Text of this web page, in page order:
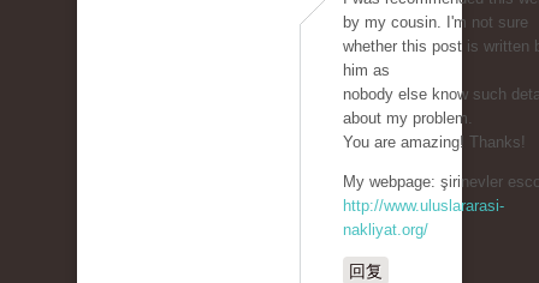
by my cousin. I'm not sure
whether this post is written
him as
nobody else know such
about my problem.
You are amazing! Thanks!
My webpage: şirinevler
http://www.uluslararasi-
nakliyat.org/
回复